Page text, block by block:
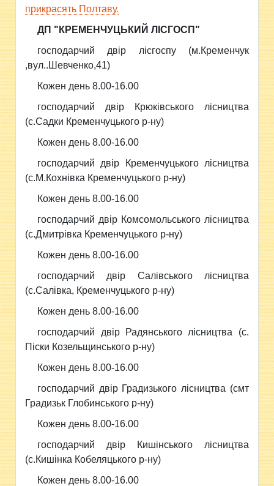
прикрасять Полтаву.
ДП "КРЕМЕНЧУЦЬКИЙ ЛІСГОСП"
господарчий двір лісгоспу (м.Кременчук
,вул..Шевченко,41)
Кожен день 8.00-16.00
господарчий двір Крюківського лісництва
(с.Садки Кременчуцького р-ну)
Кожен день 8.00-16.00
господарчий двір Кременчуцького лісництва
(с.М.Кохнівка Кременчуцького р-ну)
Кожен день 8.00-16.00
господарчий двір Комсомольського лісництва
(с.Дмитрівка Кременчуцького р-ну)
Кожен день 8.00-16.00
господарчий двір Салівського лісництва
(с.Салівка, Кременчуцького р-ну)
Кожен день 8.00-16.00
господарчий двір Радянського лісництва (с.
Піски Козельщинського р-ну)
Кожен день 8.00-16.00
господарчий двір Градизького лісництва (смт
Градизьк Глобинського р-ну)
Кожен день 8.00-16.00
господарчий двір Кишінського лісництва
(с.Кишінка Кобеляцького р-ну)
Кожен день 8.00-16.00